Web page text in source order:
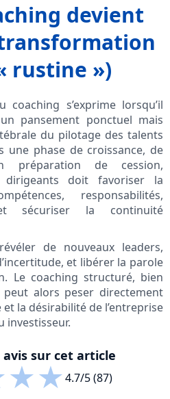
devient
rustine »)
s’exprime lorsqu’il
pansement ponctuel mais
du pilotage des talents
une phase de croissance, de
préparation de cession,
dirigeants doit favoriser la
responsabilités,
sécuriser la continuité
de nouveaux leaders,
et libérer la parole
Le coaching structuré, bien
alors peser directement
la désirabilité de l’entreprise
investisseur.
sur cet article
★★4.7/5 (87)